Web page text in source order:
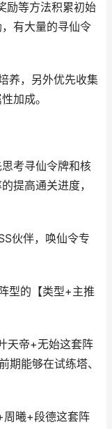
励等方法积累初始
有大量的寻仙令
养，另外优先收集
加成。
考寻仙令牌和核
提高通关进度，
伙伴，唤仙令专
型的【类型+主推
天帝+无始这套阵
期能够在试练塔、
周曦+段德这套阵